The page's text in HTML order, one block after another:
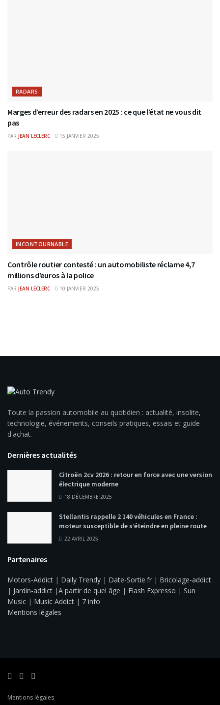
RADARS
Marges d’erreur des radars en 2025 : ce que l’état ne vous dit
pas
PAR JEAN LECLERC 15 JANVIER 2025
INCONTOURNABLE
Contrôle routier contesté : un automobiliste réclame 4,7
millions d’euros à la police
PAR JEAN LECLERC 10 JANVIER 2025
Toute la passion automobile au quotidien : actualité, insolite,
technologie, événements, conseils pratiques, essais et guide
d'achat.
Dernières actualités
Citroën 2cv 2026 : retour en force avec une version
électrique moderne
18 DÉCEMBRE 2025
Stellantis rappelle 2 140 véhicules en France :
moteur susceptible de s’éteindre en pleine route
22 AVRIL 2025
Partenaires
Motors-Addict | Daily Trendy | Date-Sortie.fr | Bricolage-addict
| Jardin-addict |A partir de quel âge | Flash Expresso | Sun
Music | Music Addict | 7 info
Mentions légales
Mentions légales